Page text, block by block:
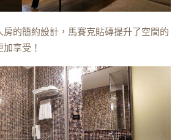
的簡約設計，馬賽克貼磚提升了空間的
享受！